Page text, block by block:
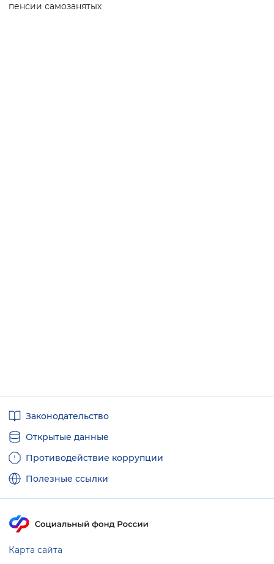
пенсии самозанятых
ссылкиЗаконодательство
Открытые данные
Противодействие коррупции
Полезные ссылки
Карта сайта